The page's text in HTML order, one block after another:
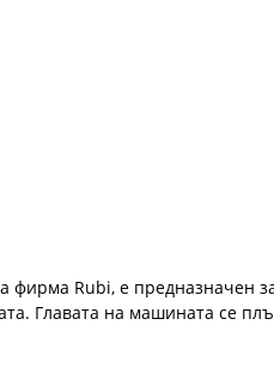
Rubi, е предназначен
Главата на машината се